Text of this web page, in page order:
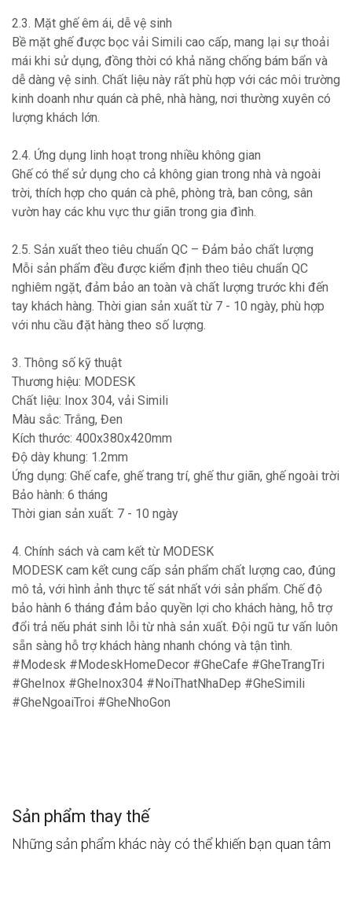
2.3. Mặt ghế êm ái, dễ vệ sinh
Bề mặt ghế được bọc vải Simili cao cấp, mang lại sự thoải
mái khi sử dụng, đồng thời có khả năng chống bám bẩn và
dễ dàng vệ sinh. Chất liệu này rất phù hợp với các môi trường
kinh doanh như quán cà phê, nhà hàng, nơi thường xuyên có
lượng khách lớn.
2.4. Ứng dụng linh hoạt trong nhiều không gian
Ghế có thể sử dụng cho cả không gian trong nhà và ngoài
trời, thích hợp cho quán cà phê, phòng trà, ban công, sân
vườn hay các khu vực thư giãn trong gia đình.
2.5. Sản xuất theo tiêu chuẩn QC – Đảm bảo chất lượng
Mỗi sản phẩm đều được kiểm định theo tiêu chuẩn QC
nghiêm ngặt, đảm bảo an toàn và chất lượng trước khi đến
tay khách hàng. Thời gian sản xuất từ 7 - 10 ngày, phù hợp
với nhu cầu đặt hàng theo số lượng.
3. Thông số kỹ thuật
Thương hiệu: MODESK
Chất liệu: Inox 304, vải Simili
Màu sắc: Trắng, Đen
Kích thước: 400x380x420mm
Độ dày khung: 1.2mm
Ứng dụng: Ghế cafe, ghế trang trí, ghế thư giãn, ghế ngoài trời
Bảo hành: 6 tháng
Thời gian sản xuất: 7 - 10 ngày
4. Chính sách và cam kết từ MODESK
MODESK cam kết cung cấp sản phẩm chất lượng cao, đúng
mô tả, với hình ảnh thực tế sát nhất với sản phẩm. Chế độ
bảo hành 6 tháng đảm bảo quyền lợi cho khách hàng, hỗ trợ
đổi trả nếu phát sinh lỗi từ nhà sản xuất. Đội ngũ tư vấn luôn
sẵn sàng hỗ trợ khách hàng nhanh chóng và tận tình.
#Modesk #ModeskHomeDecor #GheCafe #GheTrangTri
#GheInox #GheInox304 #NoiThatNhaDep #GheSimili
#GheNgoaiTroi #GheNhoGon
Sản phẩm thay thế
Những sản phẩm khác này có thể khiến bạn quan tâm